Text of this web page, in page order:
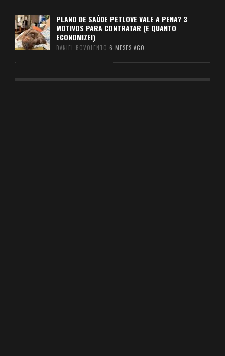
PLANO DE SAÚDE PETLOVE VALE A PENA? 3
MOTIVOS PARA CONTRATAR (E QUANTO
ECONOMIZEI)
DANIEL BOVOLENTO 6 MESES AGO